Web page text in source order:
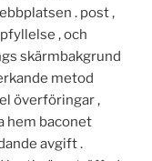
. post ,
, och
skärmbakgrund
metod
överföringar ,
hem baconet
avgift .